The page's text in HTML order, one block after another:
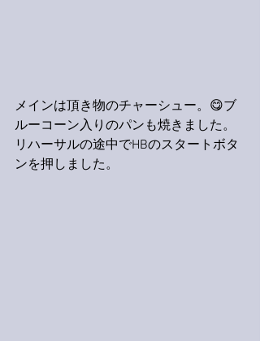
メインは頂き物のチャーシュー。😋ブ
ルーコーン入りのパンも焼きました。
リハーサルの途中でHBのスタートボタ
ンを押しました。